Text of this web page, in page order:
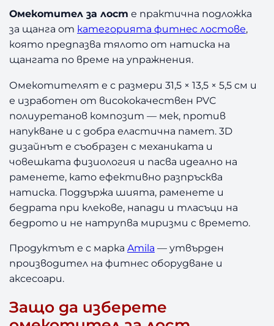
о
т
е
з
а
л
о
с
т
Омекотител за лост е практична подложка
за щанга от категорията фитнес лостове,
която предпазва тялото от натиска на
щангата по време на упражнения.
Омекотителят е с размери 31,5 × 13,5 × 5,5 см и
е изработен от висококачествен PVC
полиуретанов композит — мек, против
напукване и с добра еластична памет. 3D
дизайнът е съобразен с механиката и
човешката физиология и пасва идеално на
раменете, като ефективно разпръсква
натиска. Поддържа шията, раменете и
бедрата при клекове, напади и тласъци на
бедрото и не натрупва миризми с времето.
Продуктът е с маркаAmila — утвърден
производител на фитнес оборудване и
аксесоари.
Защо да изберете